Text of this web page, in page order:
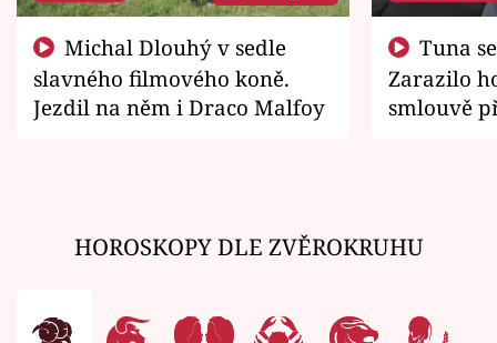
slavného filmového koně.
Jezdil na něm i Draco Malfoy
Zarazilo
smlouvě
HOROSKOPY DLE ZVĚROKRUHU